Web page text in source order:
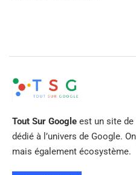
Tout Sur Google est un site
dédié à l’univers de Google.
mais également écosystème.